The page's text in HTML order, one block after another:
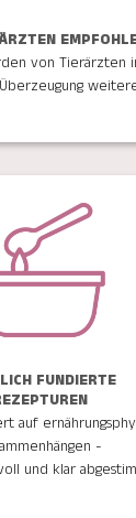
von Tierärzten
FUNDIERTE
auf
-
und klar